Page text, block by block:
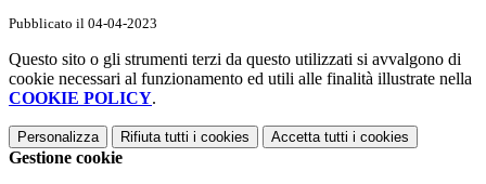
Pubblicato il 04-04-2023
Questo sito o gli strumenti terzi da questo utilizzati si avvalgono di
cookie necessari al funzionamento ed utili alle finalità illustrate nella
COOKIE POLICY.
Personalizza Rifiuta tutti i cookies Accetta tutti i cookies
Gestione cookie